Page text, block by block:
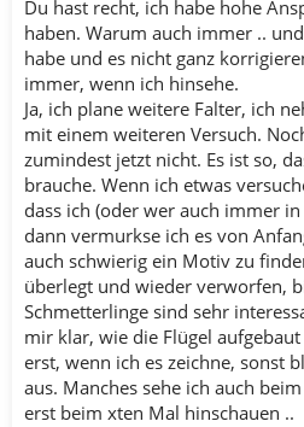
Du hast recht, ich habe hohe
haben. Warum auch immer ..
habe und es nicht ganz
immer, wenn ich hinsehe.
Ja, ich plane weitere Falter, ich
mit einem weiteren Versuch.
zumindest jetzt nicht. Es ist so,
brauche. Wenn ich etwas
dass ich (oder wer auch immer
dann vermurkse ich es von
auch schwierig ein Motiv zu
überlegt und wieder verworfen,
Schmetterlinge sind sehr
mir klar, wie die Flügel
erst, wenn ich es zeichne, sonst
aus. Manches sehe ich auch
erst beim xten Mal hinschauen ..